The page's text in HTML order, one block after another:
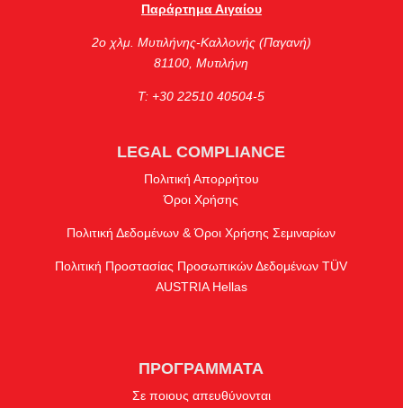
Παράρτημα Αιγαίου
2ο χλμ. Μυτιλήνης-Καλλονής (Παγανή)
81100, Μυτιλήνη
Τ: +30 22510 40504-5
LEGAL COMPLIANCE
Πολιτική Απορρήτου
Όροι Χρήσης
Πολιτική Δεδομένων & Όροι Χρήσης Σεμιναρίων
Πολιτική Προστασίας Προσωπικών Δεδομένων TÜV
AUSTRIA Hellas
ΠΡΟΓΡΑΜΜΑΤΑ
Σε ποιους απευθύνονται